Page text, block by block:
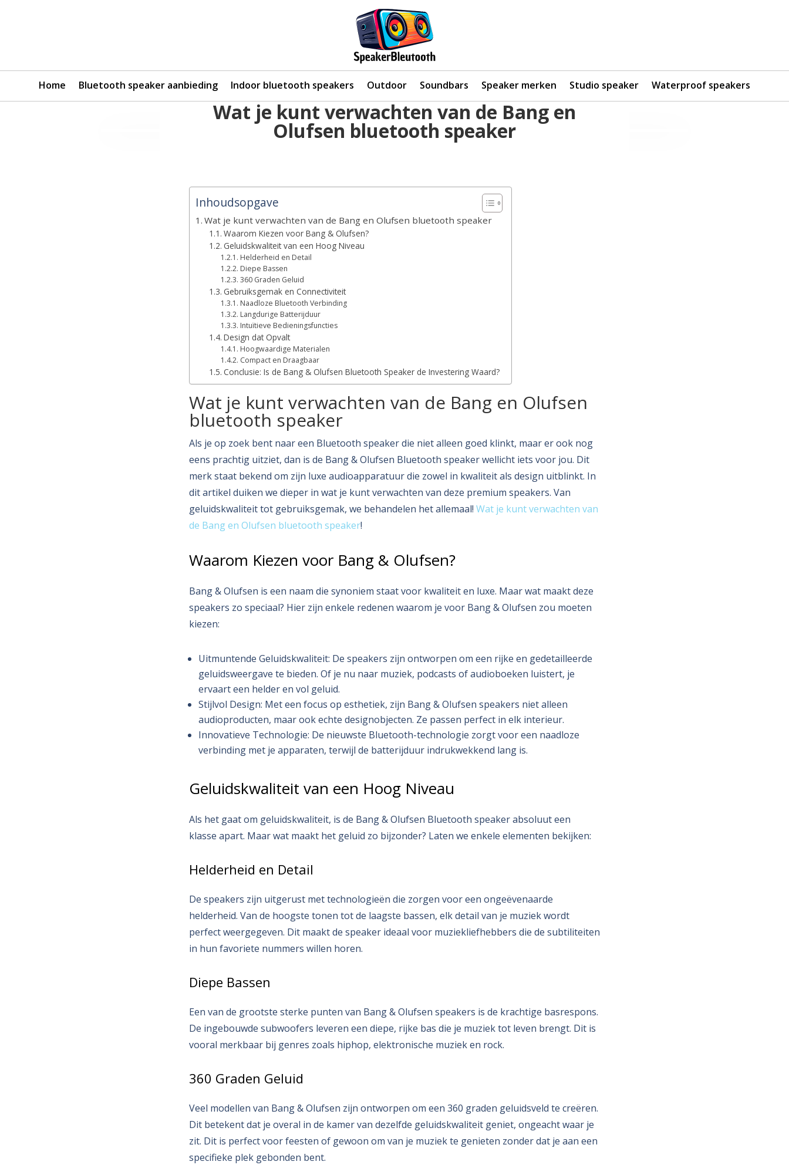
Home Bluetooth speaker aanbieding Indoor bluetooth speakers Outdoor Soundbars Speaker merken Studio speaker Waterproof speakers
Wat je kunt verwachten van de Bang en
Olufsen bluetooth speaker
Inhoudsopgave
Wat je kunt verwachten van de Bang en Olufsen bluetooth speaker
Waarom Kiezen voor Bang & Olufsen?
Geluidskwaliteit van een Hoog Niveau
Helderheid en Detail
Diepe Bassen
360 Graden Geluid
Gebruiksgemak en Connectiviteit
Naadloze Bluetooth Verbinding
Langdurige Batterijduur
Intuïtieve Bedieningsfuncties
Design dat Opvalt
Hoogwaardige Materialen
Compact en Draagbaar
Conclusie: Is de Bang & Olufsen Bluetooth Speaker de Investering Waard?
Wat je kunt verwachten van de Bang en Olufsen
bluetooth speaker
Als je op zoek bent naar een Bluetooth speaker die niet alleen goed klinkt, maar er ook nog
eens prachtig uitziet, dan is de Bang & Olufsen Bluetooth speaker wellicht iets voor jou. Dit
merk staat bekend om zijn luxe audioapparatuur die zowel in kwaliteit als design uitblinkt. In
dit artikel duiken we dieper in wat je kunt verwachten van deze premium speakers. Van
geluidskwaliteit tot gebruiksgemak, we behandelen het allemaal! Wat je kunt verwachten van
de Bang en Olufsen bluetooth speaker!
Waarom Kiezen voor Bang & Olufsen?
Bang & Olufsen is een naam die synoniem staat voor kwaliteit en luxe. Maar wat maakt deze
speakers zo speciaal? Hier zijn enkele redenen waarom je voor Bang & Olufsen zou moeten
kiezen:
Uitmuntende Geluidskwaliteit: De speakers zijn ontworpen om een rijke en gedetailleerde
geluidsweergave te bieden. Of je nu naar muziek, podcasts of audioboeken luistert, je
ervaart een helder en vol geluid.
Stijlvol Design: Met een focus op esthetiek, zijn Bang & Olufsen speakers niet alleen
audioproducten, maar ook echte designobjecten. Ze passen perfect in elk interieur.
Innovatieve Technologie: De nieuwste Bluetooth-technologie zorgt voor een naadloze
verbinding met je apparaten, terwijl de batterijduur indrukwekkend lang is.
Geluidskwaliteit van een Hoog Niveau
Als het gaat om geluidskwaliteit, is de Bang & Olufsen Bluetooth speaker absoluut een
klasse apart. Maar wat maakt het geluid zo bijzonder? Laten we enkele elementen bekijken:
Helderheid en Detail
De speakers zijn uitgerust met technologieën die zorgen voor een ongeëvenaarde
helderheid. Van de hoogste tonen tot de laagste bassen, elk detail van je muziek wordt
perfect weergegeven. Dit maakt de speaker ideaal voor muziekliefhebbers die de subtiliteiten
in hun favoriete nummers willen horen.
Diepe Bassen
Een van de grootste sterke punten van Bang & Olufsen speakers is de krachtige basrespons.
De ingebouwde subwoofers leveren een diepe, rijke bas die je muziek tot leven brengt. Dit is
vooral merkbaar bij genres zoals hiphop, elektronische muziek en rock.
360 Graden Geluid
Veel modellen van Bang & Olufsen zijn ontworpen om een 360 graden geluidsveld te creëren.
Dit betekent dat je overal in de kamer van dezelfde geluidskwaliteit geniet, ongeacht waar je
zit. Dit is perfect voor feesten of gewoon om van je muziek te genieten zonder dat je aan een
specifieke plek gebonden bent.